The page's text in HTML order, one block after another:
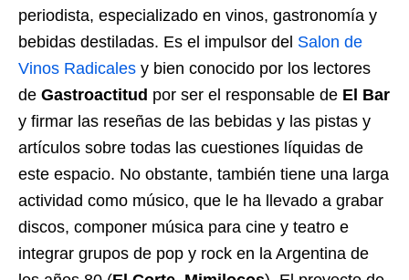
periodista, especializado en vinos, gastronomía y
bebidas destiladas. Es el impulsor del Salon de
Vinos Radicales y bien conocido por los lectores
de Gastroactitud por ser el responsable de El Bar
y firmar las reseñas de las bebidas y las pistas y
artículos sobre todas las cuestiones líquidas de
este espacio. No obstante, también tiene una larga
actividad como músico, que le ha llevado a grabar
discos, componer música para cine y teatro e
integrar grupos de pop y rock en la Argentina de